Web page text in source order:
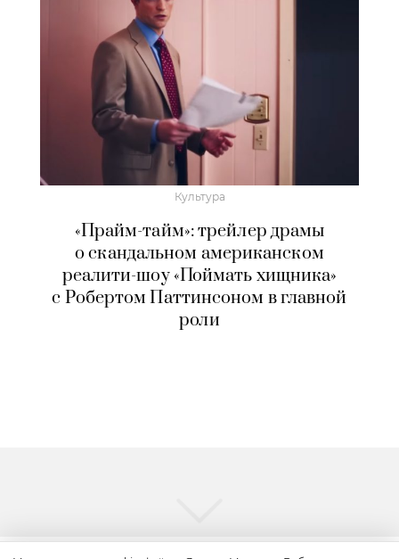
Культура
«Прайм-тайм»: трейлер драмы
о скандальном американском
реалити-шоу «Поймать хищника»
с Робертом Паттинсоном в главной
роли